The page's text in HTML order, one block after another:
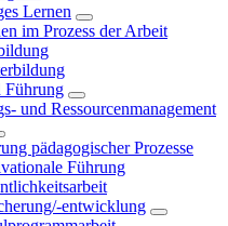
Lernen
im Prozess der Arbeit
Führung
und Ressourcenmanagement
pädagogischer Prozesse
Führung
entwicklung